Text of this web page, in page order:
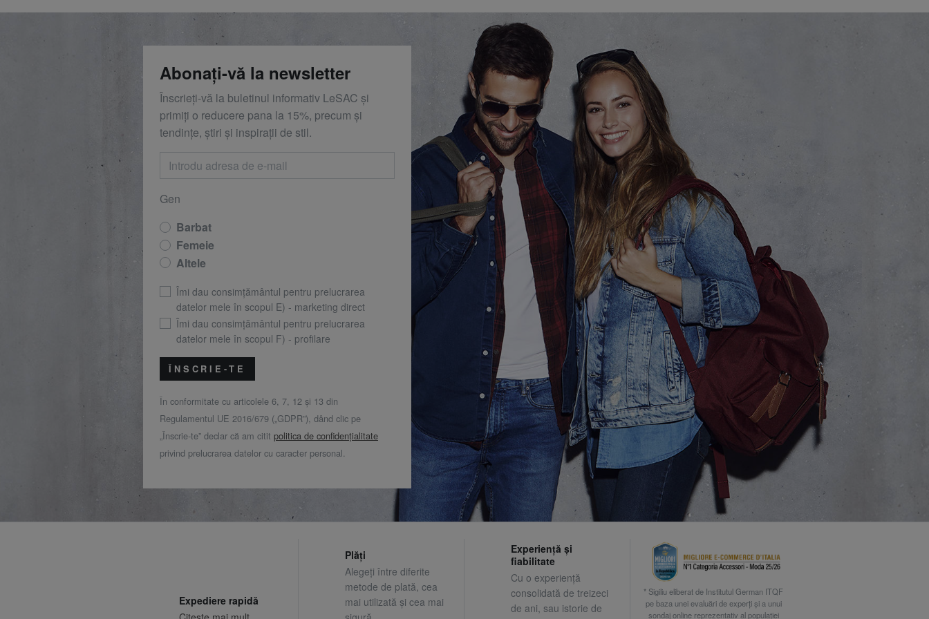
Abonați-vă la newsletter
Înscrieți-vă la buletinul informativ LeSAC și
primiți o reducere pana la 15%, precum și
tendințe, știri și inspirații de stil.
Gen
Barbat
Femeie
Altele
Îmi dau consimțământul pentru prelucrarea
datelor mele în scopul E) - marketing direct
Îmi dau consimțământul pentru prelucrarea
datelor mele în scopul F) - profilare
ÎNSCRIE-TE
În conformitate cu articolele 6, 7, 12 și 13 din
Regulamentul UE 2016/679 („GDPR”), dând clic pe
„Înscrie-te” declar că am citit politica de confidențialitate
privind prelucrarea datelor cu caracter personal.
Expediere rapidă
Plăți
Alegeți între diferite
metode de plată, cea
mai utilizată și cea mai
Experiență și
fiabilitate
Cu o experiență
consolidată de treizeci
de ani, sau istorie de
* Sigiliu eliberat de Institutul German ITQF
pe baza unei evaluări de experți și a unui
sondaj online reprezentativ al populației